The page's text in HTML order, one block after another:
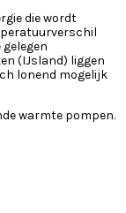
die wordt
(IJsland) liggen
lonend mogelijk
warmte pompen.